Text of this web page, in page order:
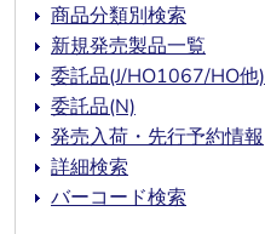
商品分類別検索
新規発売製品一覧
委託品(J/HO1067/HO他)
委託品(N)
発売入荷・先行予約情報
詳細検索
バーコード検索